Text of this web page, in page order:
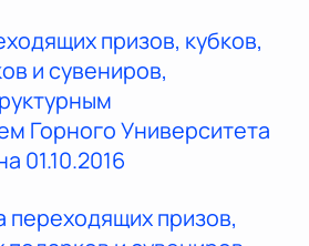
призов, кубков,
и сувениров,
Горного Университета
01.10.2016
переходящих призов,